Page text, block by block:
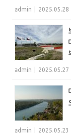
admin 2025.05.28
admin 2025.05.27
admin 2025.05.23